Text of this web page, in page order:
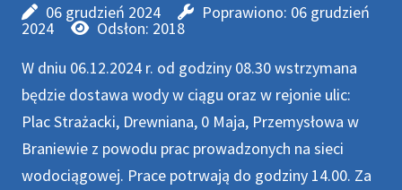
06 grudzień 2024 Poprawiono: 06 grudzień
2024
Odsłon: 2018
W dniu 06.12.2024 r. od godziny 08.30 wstrzymana
będzie dostawa wody w ciągu oraz w rejonie ulic:
Plac Strażacki, Drewniana, 0 Maja, Przemysłowa w
Braniewie z powodu prac prowadzonych na sieci
wodociągowej. Prace potrwają do godziny 14.00. Za